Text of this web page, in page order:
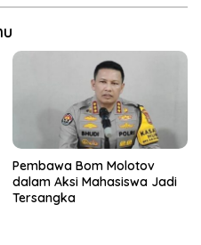
Pembawa Bom Molotov
dalam Aksi Mahasiswa Jadi
Tersangka